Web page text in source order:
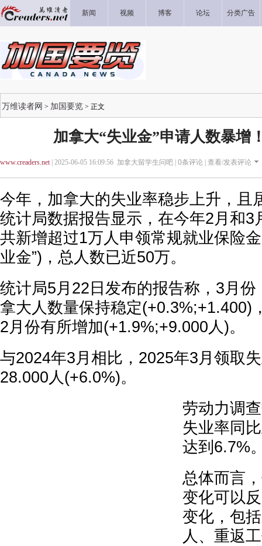
新闻 视频 博客 论坛 分类广告
万维读者网 > 加国要览 > 正文
加拿大“失业金”申请人数暴增
www.creaders.net| 2025-06-05 16:09:56 加拿大留学生问吧 | 0条评论 | 查看/发表评论
今年，加拿大的失业率稳步上升，且
统计局数据报告显示，在今年2月和3
共新增超过1万人申领常规就业保险
业金”)，总人数已近50万。
统计局5月22日发布的报告称，3月
拿大人数量保持稳定(+0.3%;+1.400)
2月份有所增加(+1.9%;+9.000人)。
与2024年3月相比，2025年3月领取
28.000人(+6.0%)。
劳动力调
失业率同
达到6.7%
总体而言
变化可以
变化，包
人、重返